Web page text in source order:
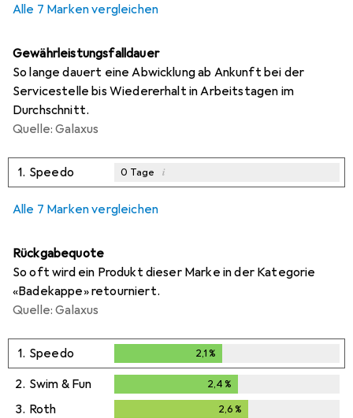
Alle 7 Marken vergleichen
Gewährleistungsfalldauer
So lange dauert eine Abwicklung ab Ankunft bei der
Servicestelle bis Wiedererhalt in Arbeitstagen im
Durchschnitt.
Quelle: Galaxus
1. Speedo 0 Tage i
Alle 7 Marken vergleichen
Rückgabequote
So oft wird ein Produkt dieser Marke in der Kategorie
«Badekappe» retourniert.
Quelle: Galaxus
1. Speedo 2,1 %
2. Swim & Fun 2,4 %
3. Roth 2,6 %